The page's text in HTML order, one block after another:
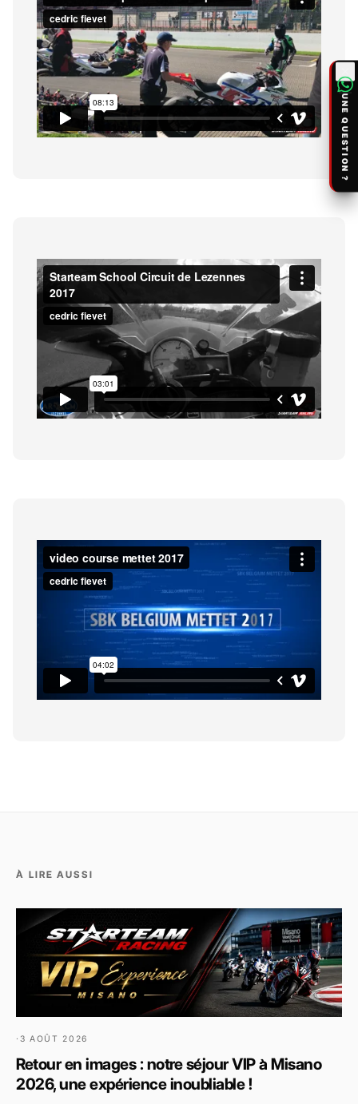
À LIRE AUSSI
· 3 AOÛT 2026
Retour en images : notre séjour VIP à Misano
2026, une expérience inoubliable !
UNE QUESTION ?